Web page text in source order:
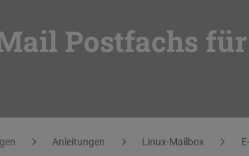
Postfachs für
Anleitungen Linux-Mailbox